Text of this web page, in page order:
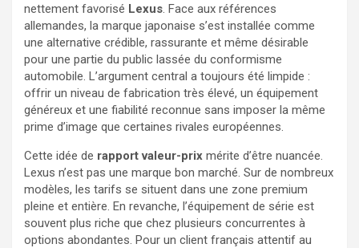
nettement favorisé Lexus. Face aux références
allemandes, la marque japonaise s’est installée comme
une alternative crédible, rassurante et même désirable
pour une partie du public lassée du conformisme
automobile. L’argument central a toujours été limpide :
offrir un niveau de fabrication très élevé, un équipement
généreux et une fiabilité reconnue sans imposer la même
prime d’image que certaines rivales européennes.
Cette idée de rapport valeur-prix mérite d’être nuancée.
Lexus n’est pas une marque bon marché. Sur de nombreux
modèles, les tarifs se situent dans une zone premium
pleine et entière. En revanche, l’équipement de série est
souvent plus riche que chez plusieurs concurrentes à
options abondantes. Pour un client français attentif au